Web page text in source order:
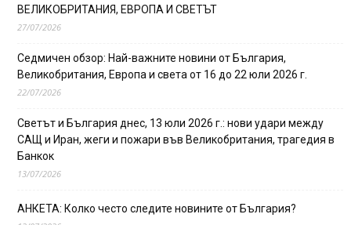
ВЕЛИКОБРИТАНИЯ, ЕВРОПА И СВЕТЪТ
27/07/2026
Седмичен обзор: Най-важните новини от България,
Великобритания, Европа и света от 16 до 22 юли 2026 г.
22/07/2026
Светът и България днес, 13 юли 2026 г.: нови удари между
САЩ и Иран, жеги и пожари във Великобритания, трагедия в
Банкок
13/07/2026
АНКЕТА: Колко често следите новините от България?